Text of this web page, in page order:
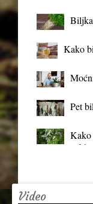
Kako
Pet
Kako
Video